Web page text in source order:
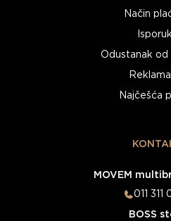
Način
Odustanak od
Najčešća
MOVEM
011 311
BOSS